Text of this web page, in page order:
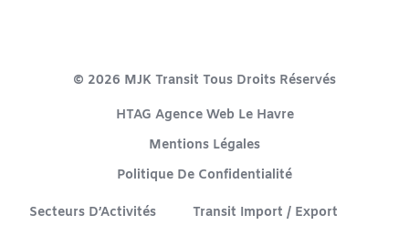
© 2026 MJK Transit Tous Droits Réservés
HTAG Agence Web Le Havre​
Mentions Légales
Politique De Confidentialité
Secteurs D’Activités Transit Import / Export